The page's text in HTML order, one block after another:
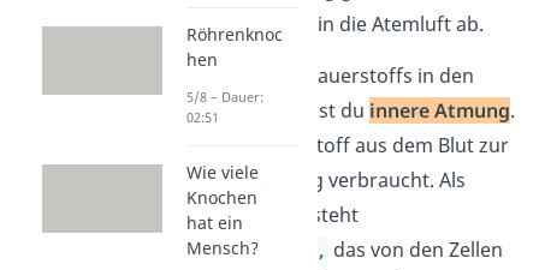
Kohlenstoffdioxid in die Atemluft ab.
Die Nutzung des Sauerstoffs in den
Körperzellen nennst du innere Atmung.
Dabei wird Sauerstoff aus dem Blut zur
Energiegewinnung verbraucht. Als
Abfallprodukt entsteht
Kohlenstoffdioxid, das von den Zellen
Röhrenknoc
hen
5/8 – Dauer:
02:51
Wie viele
Knochen
hat ein
Mensch?